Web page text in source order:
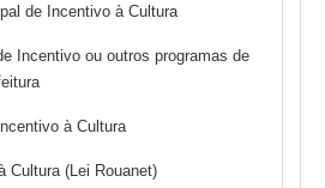
de Incentivo à Cultura
Incentivo ou outros programas de
à Cultura
Cultura (Lei Rouanet)